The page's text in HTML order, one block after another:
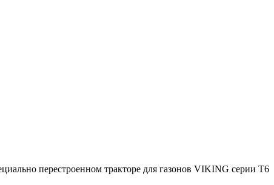
перестроенном тракторе для газонов VIKING серии Т6